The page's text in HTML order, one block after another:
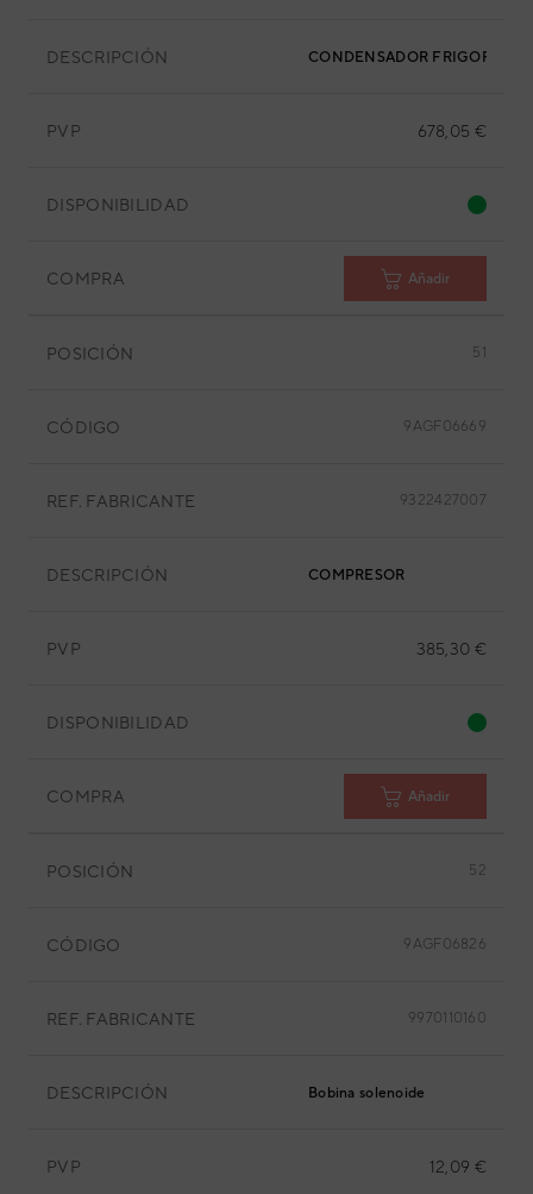
DESCRIPCIÓN CONDENSADOR
PVP 678,05 €
DISPONIBILIDAD
COMPRA Añadir
POSICIÓN 51
CÓDIGO 9AGF06669
REF. FABRICANTE 9322427007
DESCRIPCIÓN COMPRESOR
PVP 385,30 €
DISPONIBILIDAD
COMPRA Añadir
POSICIÓN 52
CÓDIGO 9AGF06826
REF. FABRICANTE 9970110160
DESCRIPCIÓN Bobina solenoide
PVP 12,09 €